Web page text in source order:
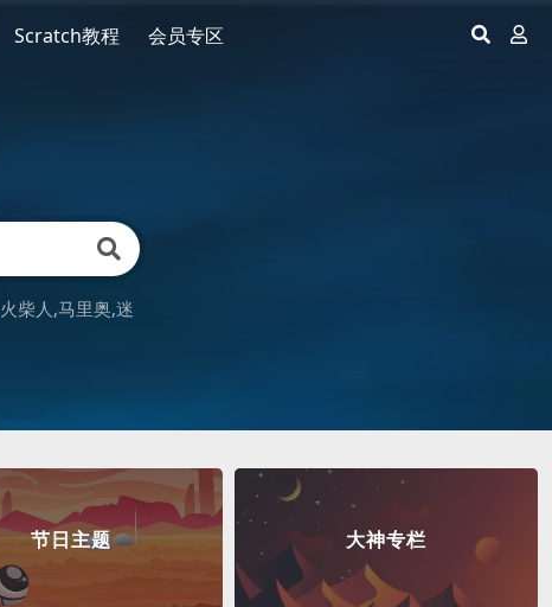
Scratch教程 会员专区
火柴人 马里奥 迷
节日主题 大神专栏